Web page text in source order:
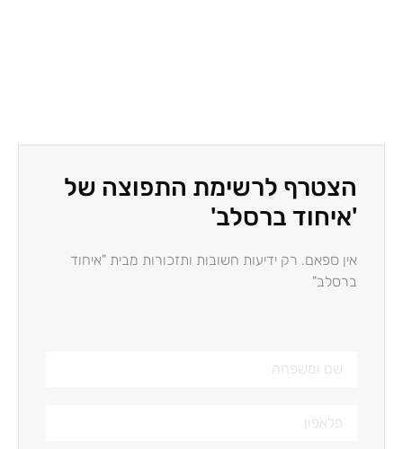
הצטרף לרשימת התפוצה של
'איחוד ברסלב'
אין ספאם. רק ידיעות חשובות ותזכורות מבית "איחוד
ברסלב"